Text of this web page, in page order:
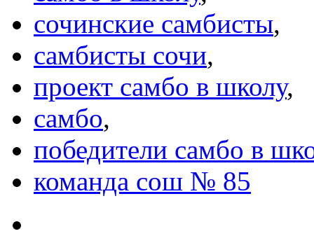
сочинские самбисты,
самбисты сочи,
проект самбо в школу,
самбо,
победители самбо в
команда сош № 85